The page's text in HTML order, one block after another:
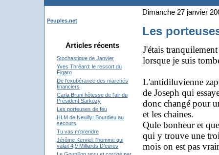
Peuples.net
Articles récents
Stochastique de Janvier
Yves Thréard: le ressort du
Figaro
De l'exubérance des marchés
financiers
Carla Bruni hôtesse de l'air du
Président Sarkozy
Les porteuses de feu
HLM de Neuilly: Bourdieu au
secours
Tu vas m'prendre
Jérôme Kerviel: l'homme qui
valait 4,9 Milliards D'euros
Dimanche 27 janvier
Les
J'étais
lorsque je suis
L'antidiluvienne
de Joseph qui
donc changé pour
et les chaines.
Qule bonheur et
qui y trouve une
mois on est pas